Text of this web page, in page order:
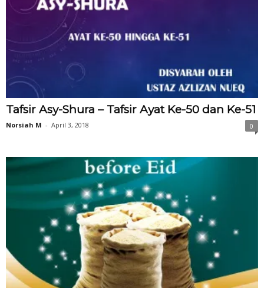
Tafsir Asy-Shura – Tafsir Ayat Ke-50 dan Ke-51
Norsiah M - April 3, 2018 0